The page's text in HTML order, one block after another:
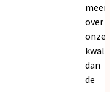
meer
over
onze
dan
de